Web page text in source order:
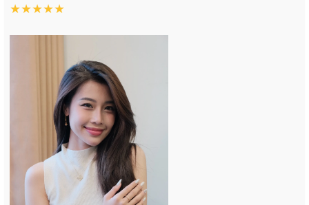
★★★★★